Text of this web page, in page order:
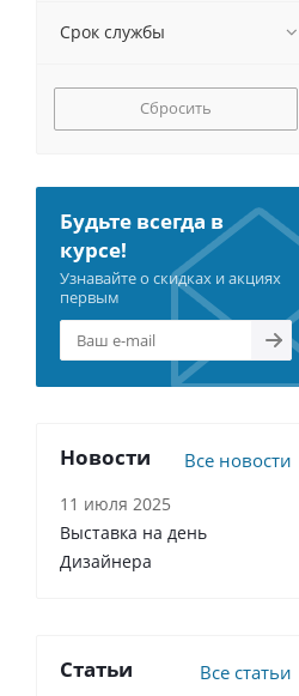
Срок службы
Сбросить
Будьте всегда в
курсе!
Узнавайте о скидках и акциях
первым
Новости Все новости
11 июля 2025
Выставка на день
Дизайнера
Статьи Все статьи